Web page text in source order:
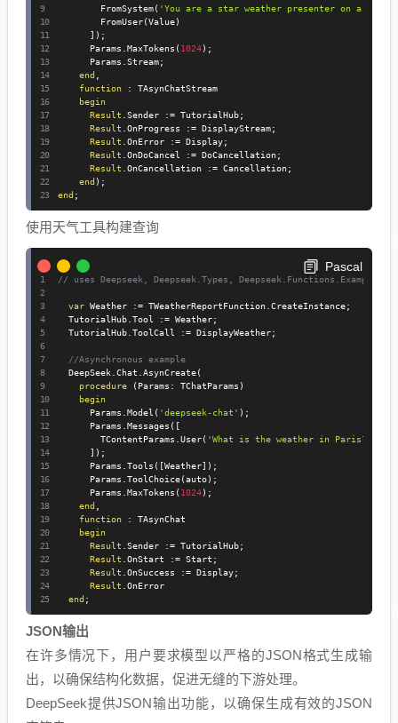
        FromSystem
( 'You are a star weather presenter on a
        FromUser
(Value)
] ) ;
      Params
MaxTokens ( 1024) ;
      Params
Stream;
end
function
:
TAsynChatStream
begin
Result
Sender := TutorialHub;
Result
OnProgress := DisplayStream;
Result
OnError := Display;
Result
OnDoCancel := DoCancellation;
Result
OnCancellation := Cancellation;
end ) ;
end ;
使用天气工具构建查询
Pascal
// uses Deepseek, Deepseek.Types, Deepseek.Functions.Example,
var Weather := TWeatherReportFunction CreateInstance;
  TutorialHub
Tool := Weather;
  TutorialHub
ToolCall := DisplayWeather;
//Asynchronous example
  DeepSeek
Chat AsynCreate(
procedure
( Params : TChatParams )
begin
      Params
Model ( 'deepseek-chat' ) ;
      Params
Messages ( [
        TContentParams
User( 'What is the weather in Paris?'
] ) ;
      Params
Tools ( [Weather] ) ;
      Params
ToolChoice(auto) ;
      Params
MaxTokens ( 1024) ;
end
function
:
TAsynChat
begin
Result
Sender := TutorialHub;
Result
OnStart := Start ;
Result
OnSuccess := Display;
Result
OnError
end ;
JSON输出
在许多情况下，用户要求模型以严格的JSON格式生成输
出，以确保结构化数据，促进无缝的下游处理。
DeepSeek提供JSON输出功能，以确保生成有效的JSON